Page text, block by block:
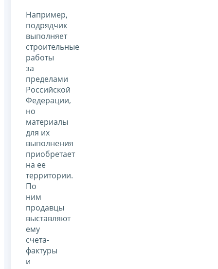
Например,
подрядчик
выполняет
строительные
работы
за
пределами
Российской
Федерации,
но
материалы
для их
выполнения
приобретает
на ее
территории.
По
ним
продавцы
выставляют
ему
счета-
фактуры
и